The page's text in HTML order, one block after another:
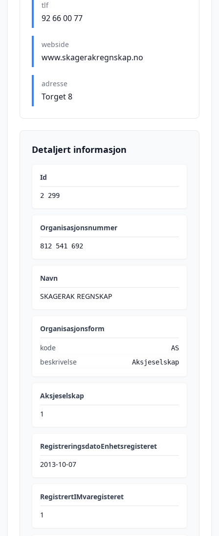
tlf
92 66 00 77
webside
www.skagerakregnskap.no
adresse
Torget 8
Detaljert informasjon
Id
2 299
Organisasjonsnummer
812 541 692
Navn
SKAGERAK REGNSKAP
Organisasjonsform
kode AS
beskrivelse Aksjeselskap
Aksjeselskap
1
RegistreringsdatoEnhetsregisteret
2013-10-07
RegistrertIMvaregisteret
1